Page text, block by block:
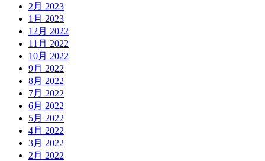
2月 2023
1月 2023
12月 2022
11月 2022
10月 2022
9月 2022
8月 2022
7月 2022
6月 2022
5月 2022
4月 2022
3月 2022
2月 2022